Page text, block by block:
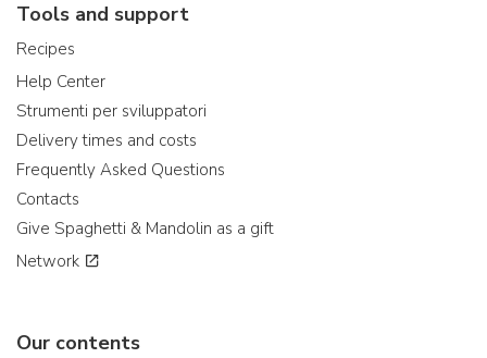
Tools and support
Recipes
Help Center
Strumenti per sviluppatori
Delivery times and costs
Frequently Asked Questions
Contacts
Give Spaghetti & Mandolin as a gift
Network
Our contents